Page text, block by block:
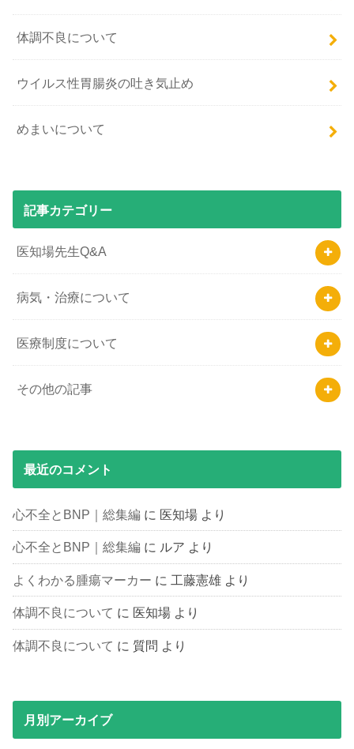
体調不良について
ウイルス性胃腸炎の吐き気止め
めまいについて
記事カテゴリー
医知場先生Q&A
病気・治療について
医療制度について
その他の記事
最近のコメント
心不全とBNP｜総集編 に 医知場 より
心不全とBNP｜総集編 に ルア より
よくわかる腫瘍マーカー に 工藤憲雄 より
体調不良について に 医知場 より
体調不良について に 質問 より
月別アーカイブ